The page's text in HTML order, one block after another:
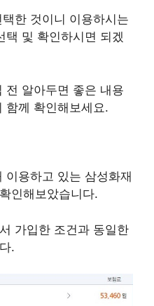
한 것이니 이용하시는
택 및 확인하시면 되겠
전 알아두면 좋은 내용
함께 확인해보세요.
이용하고 있는 삼성화재
인해보았습니다.
가입한 조건과 동일한
.